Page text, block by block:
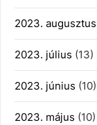
2023. augusztus
2023. július (13)
2023. június (10)
2023. május (10)